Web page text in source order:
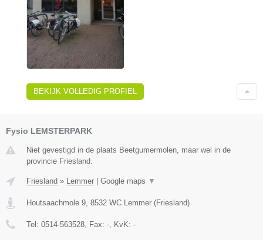
BEKIJK VOLLEDIG PROFIEL
Fysio LEMSTERPARK
Niet gevestigd in de plaats Beetgumermolen, maar wel in de
provincie Friesland.
Friesland » Lemmer Google maps ▼
Houtsaachmole 9, 8532 WC Lemmer (Friesland)
Tel: 0514-563528, Fax: -, KvK: -